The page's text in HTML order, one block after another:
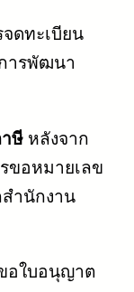
ดทะเบียน
ารพัฒนา
ษี หลังจาก
ขอหมายเลข
ำนักงาน
อใบอนุญาต